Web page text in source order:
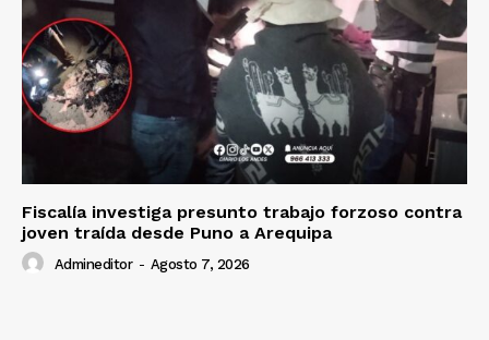
Prensa
Fiscalía investiga presunto trabajo forzoso contra
joven traída desde Puno a Arequipa
Admineditor - Agosto 7, 2026